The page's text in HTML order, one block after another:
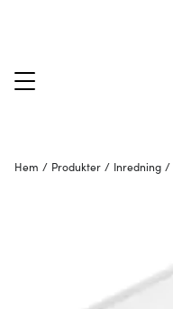
Hem / Produkter / Inredning /